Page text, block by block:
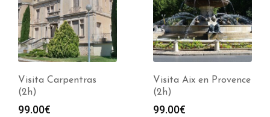
Visita Carpentras
(2h)
99.00€
Visita Aix en Provence
(2h)
99.00€